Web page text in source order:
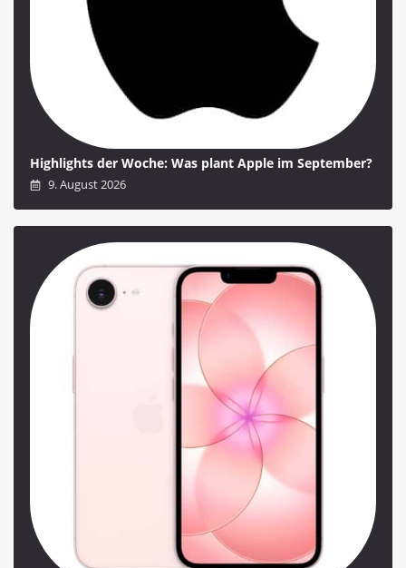
Highlights der Woche: Was plant Apple im September?
9. August 2026